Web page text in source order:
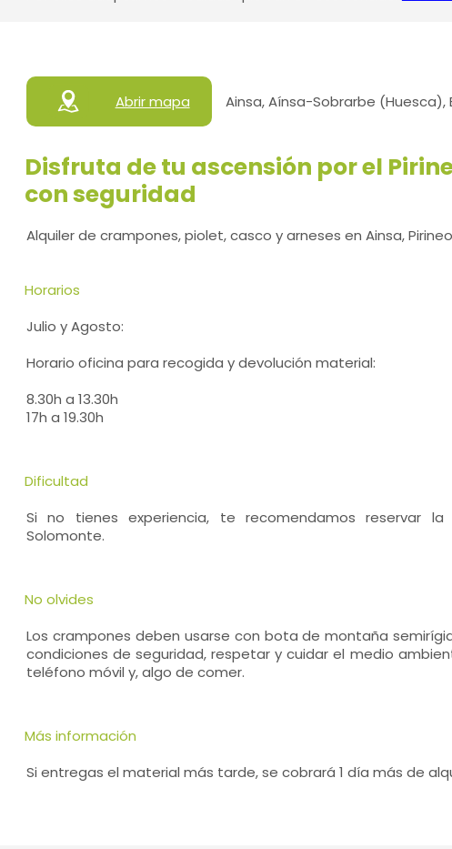
Abrir mapa Ainsa, Aínsa-Sobrarbe (Huesca),
Disfruta de tu ascensión por el
con seguridad
Alquiler de crampones, piolet, casco y arneses en Ainsa,
Horarios
Julio y Agosto:
Horario oficina para recogida y devolución material:
8.30h a 13.30h
17h a 19.30h
Dificultad
Si no tienes experiencia, te recomendamos reservar
Solomonte.
No olvides
Los crampones deben usarse con bota de montaña
condiciones de seguridad, respetar y cuidar el medio
teléfono móvil y, algo de comer.
Más información
Si entregas el material más tarde, se cobrará 1 día más de